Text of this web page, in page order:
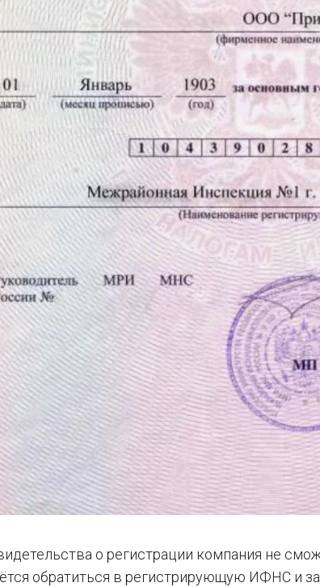
о регистрации компания не
обратиться в регистрирующую ИФНС и